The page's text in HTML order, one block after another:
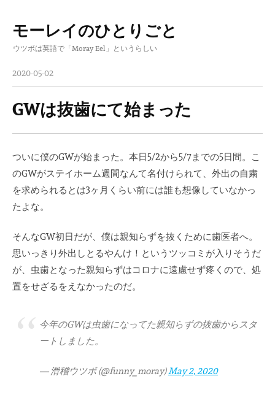
コ
ン
テ
ン
ツ
へ
ス
キ
ッ
プ
モーレイのひとりごと
ウツボは英語で「Moray Eel」というらしい
2020-05-02
GWは抜歯にて始まった
ついに僕のGWが始まった。本日5/2から5/7までの5日間。こ
のGWがステイホーム週間なんて名付けられて、外出の自粛
を求められるとは3ヶ月くらい前には誰も想像していなかっ
たよな。
そんなGW初日だが、僕は親知らずを抜くために歯医者へ。
思いっきり外出しとるやんけ！というツッコミが入りそうだ
が、虫歯となった親知らずはコロナに遠慮せず疼くので、処
置をせざるをえなかったのだ。
今年のGWは虫歯になってた親知らずの抜歯からスタ
ートしました。
— 滑稽ウツボ (@funny_moray)May 2, 2020